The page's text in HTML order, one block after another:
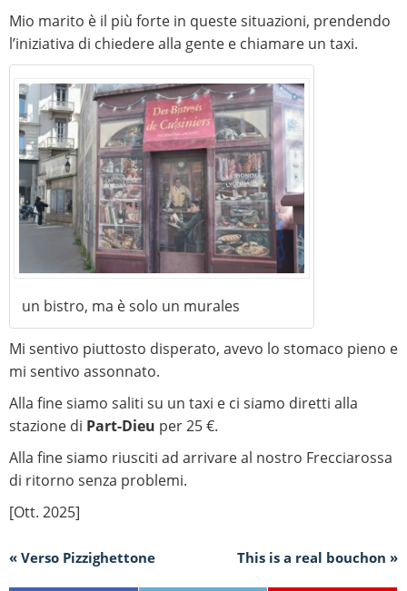
Mio marito è il più forte in queste situazioni, prendendo
l’iniziativa di chiedere alla gente e chiamare un taxi.
un bistro, ma è solo un murales
Mi sentivo piuttosto disperato, avevo lo stomaco pieno e
mi sentivo assonnato.
Alla fine siamo saliti su un taxi e ci siamo diretti alla
stazione di Part-Dieu per 25 €.
Alla fine siamo riusciti ad arrivare al nostro Frecciarossa
di ritorno senza problemi.
[Ott. 2025]
« Verso Pizzighettone This is a real bouchon »